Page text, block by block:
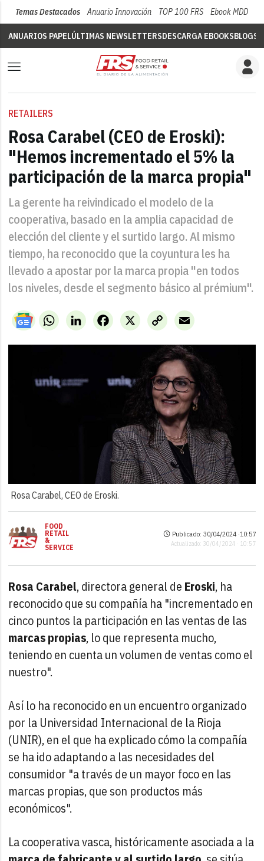
Temas Destacados Anuario Innovación TOP 100 FRS Ebook MDD
ANUARIOS PAPELÚLTIMAS NEWSLETTERSDESCARGA EBOOKSBLOGS
RETAILERS
Rosa Carabel (CEO de Eroski):
"Hemos incrementado el 5% la
participación de la marca propia"
La gerente ha reivindicado el modelo de la
cooperativa, basado en la amplia capacidad de
elección del cliente y el surtido largo. Al mismo
tiempo, ha reconocido que la coyuntura les ha
llevado a apostar por la marca propia "en todos
los niveles, desde el segmento básico al prémium".
WhatsAppLinkedIn X
Facebook
Copy
Link
Email
Rosa Carabel, CEO de Eroski.
FOOD
RETAIL
&
SERVICE
Publicado: 30/04/2024 ·10:57
Actualizado: 30/04/2024 · 10:57
Rosa Carabel, directora general de Eroski, ha
reconocido que su compañía ha "incrementado en
cinco puntos la participación en las ventas de las
marcas propias, lo que representa mucho,
teniendo en cuenta un volumen de ventas como el
nuestro".
Así lo ha reconocido en un encuentro organizado
por la Universidad Internacional de la Rioja
(UNIR), en el que ha explicado cómo la compañía
se ha ido adaptando a las necesidades del
consumidor "a través de un mayor foco en las
marcas propias, que son productos más
económicos".
La cooperativa vasca, históricamente asociada a la